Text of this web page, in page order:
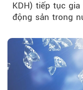
KDH) tiếp tục
động sản trong